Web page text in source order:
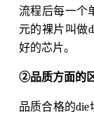
流程后每一个
元的裸片叫做
好的芯片。
②品质方面的
品质合格的